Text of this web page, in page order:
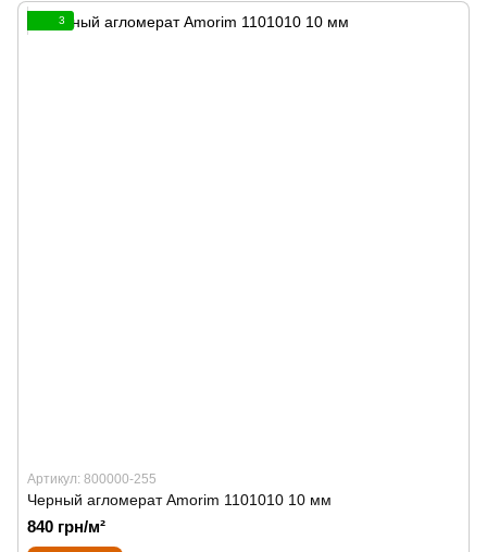
3
Артикул: 800000-255
Черный агломерат Amorim 1101010 10 мм
840 грн/м²